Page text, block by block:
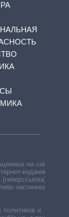
на сайте,
изданий —
частичного
и